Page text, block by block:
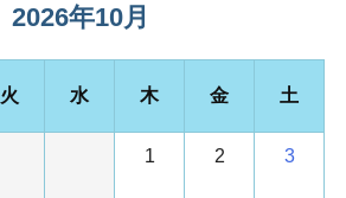
2026年10月
火 水 木 金 土
1 2 3